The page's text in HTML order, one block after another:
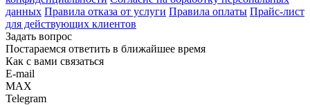
данных Правила отказа от услуги Правила оплаты Прайс-лист
для действующих клиентов
Задать вопрос
Постараемся ответить в ближайшее время
Как с вами связаться
E-mail
MAX
Telegram